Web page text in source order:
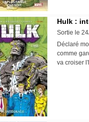
Hulk :
Sortie le
Déclaré
comme
va croiser